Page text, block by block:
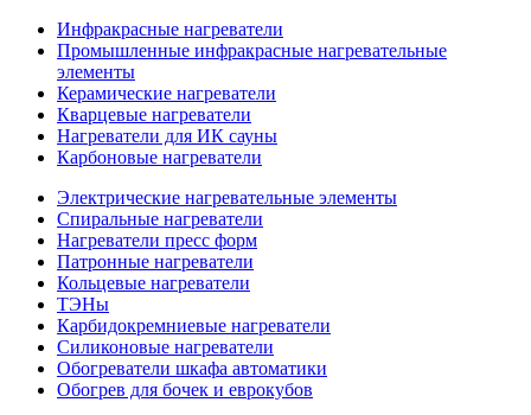
Инфракрасные нагреватели
Промышленные инфракрасные нагревательные
элементы
Керамические нагреватели
Кварцевые нагреватели
Нагреватели для ИК сауны
Карбоновые нагреватели
Электрические нагревательные элементы
Спиральные нагреватели
Нагреватели пресс форм
Патронные нагреватели
Кольцевые нагреватели
ТЭНы
Карбидокремниевые нагреватели
Силиконовые нагреватели
Обогреватели шкафа автоматики
Обогрев для бочек и еврокубов